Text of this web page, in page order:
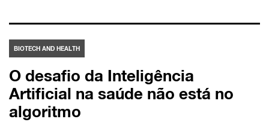
BIOTECH AND HEALTH
O desafio da Inteligência
Artificial na saúde não está no
algoritmo